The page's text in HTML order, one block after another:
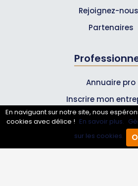
Annuaire Pro Agenda
Rejoignez-
Partenaires
Annuaire pro
Inscrire mon
Les Abonnements
Infos
En naviguant sur notre site, nous
cookies avec délice ! En savoir plus.
sur les cookies.